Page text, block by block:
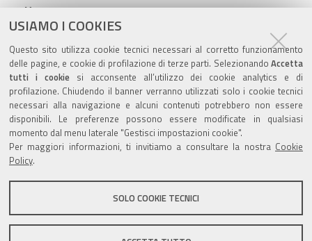
USIAMO I COOKIES
Questo sito utilizza cookie tecnici necessari al corretto funzionamento
delle pagine, e cookie di profilazione di terze parti. Selezionando Accetta
tutti i cookiesi acconsente all’utilizzo dei cookie analytics e di
profilazione. Chiudendo il banner verranno utilizzati solo i cookie tecnici
necessari alla navigazione e alcuni contenuti potrebbero non essere
disponibili. Le preferenze possono essere modificate in qualsiasi
momento dal menu laterale "Gestisci impostazioni cookie".
Per maggiori informazioni, ti invitiamo a consultare la nostra Cookie
Policy.
SOLO COOKIE TECNICI
documento
pubblicato il31/05/2023—
ultima modifica 01/06/2023
archiviato sotto: moduli moduli-affari-generali
Valuta questo sito
Sito istituzionale Comune di Zola Predosa